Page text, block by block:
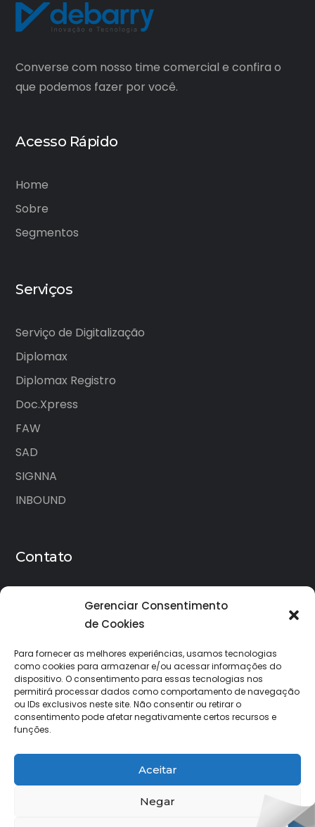
Gerenciar Consentimento
de Cookies
Para fornecer as melhores experiências, usamos tecnologias
como cookies para armazenar e/ou acessar informações do
dispositivo. O consentimento para essas tecnologias nos
permitirá processar dados como comportamento de navegação
ou IDs exclusivos neste site. Não consentir ou retirar o
consentimento pode afetar negativamente certos recursos e
funções.
Aceitar
Negar
Converse com nosso time comercial e confira o
que podemos fazer por você.
Acesso Rápido
Home
Sobre
Segmentos
Serviços
Serviço de Digitalização
Diplomax
Diplomax Registro
Doc.Xpress
FAW
SAD
SIGNNA
INBOUND
Contato
Rua dos Guajajaras 870 Sala 101 - Belo Horizonte |
MG - 30180-100
© Debarry Correa Ltda - Todos os direitos
reservados.